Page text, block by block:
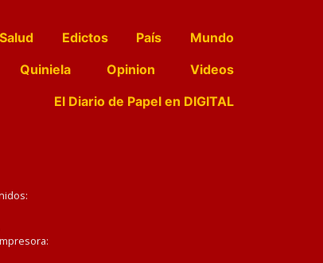
Salud Edictos País
Mundo
Quiniela Opinion
Videos
El Diario de Papel en DIGITAL